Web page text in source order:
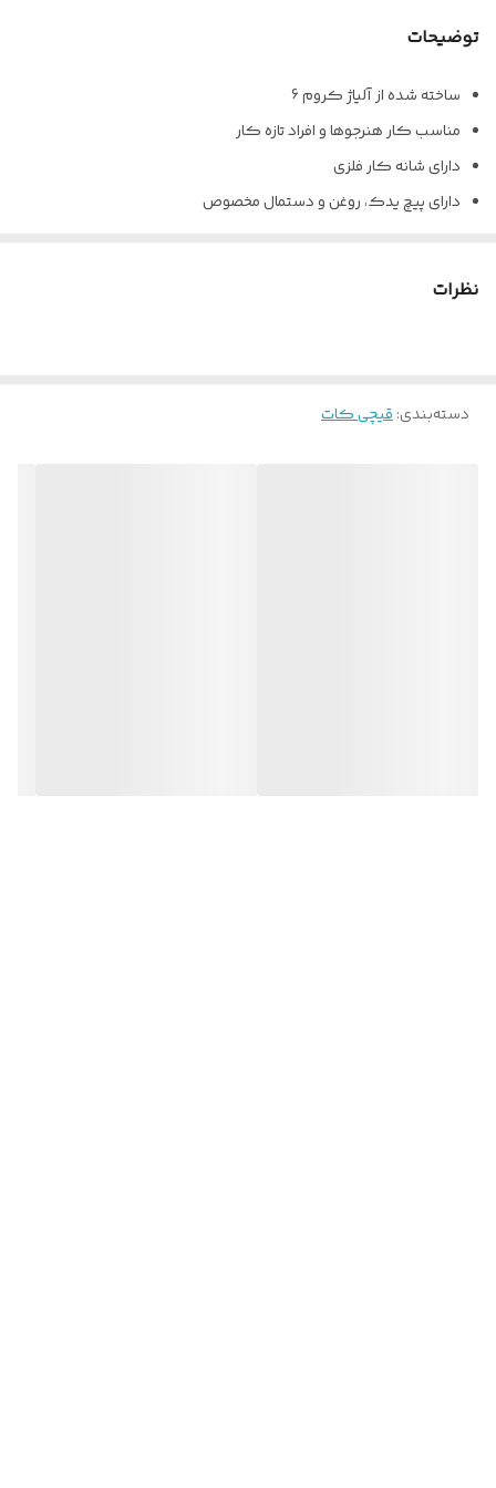
توضیحات
ساخته شده از آلیاژ کروم 6
مناسب کار هنرجوها و افراد تازه کار
دارای شانه کار فلزی
دارای پیچ یدک، روغن و دستمال مخصوص
نظرات
دسته‌بندی:قیچی کات